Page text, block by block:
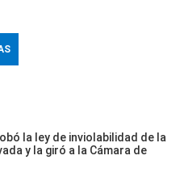
la ley de inviolabilidad de la
y la giró a la Cámara de